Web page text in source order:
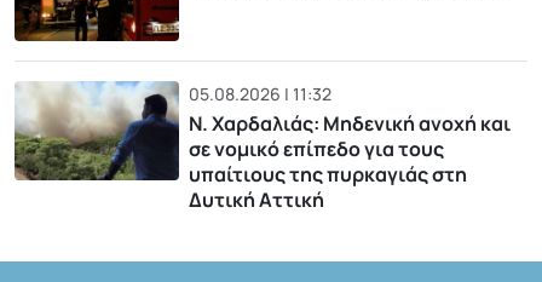
05.08.2026 | 11:32
Ν. Χαρδαλιάς: Μηδενική ανοχή και
σε νομικό επίπεδο για τους
υπαίτιους της πυρκαγιάς στη
Δυτική Αττική